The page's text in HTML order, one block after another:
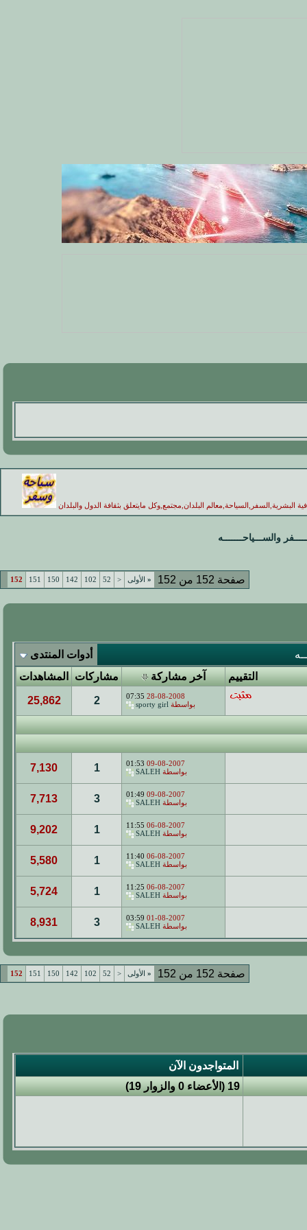
البشرية,السفر,السياحة,معالم البلدان,مجتمع,وكل مايتعلق بثقافة الدول والبلدان
والســـياحـــــــه
صفحة 152 من 152 « الأولى <
52
102
142
150
151
152
أدوات المنتدى
التقييم
آخر مشاركة مشاركات المشاهدات
28-08-2008
07:35
بواسطة sporty girl
2
25,862
09-08-2007
01:53
بواسطة SALEH
1
7,130
09-08-2007
01:49
بواسطة SALEH
3
7,713
06-08-2007
11:55
بواسطة SALEH
1
9,202
06-08-2007
11:40
بواسطة SALEH
1
5,580
06-08-2007
11:25
بواسطة SALEH
1
5,724
01-08-2007
03:59
بواسطة SALEH
3
8,931
صفحة 152 من 152 « الأولى <
52
102
142
150
151
152
المتواجدون الآن
19 (الأعضاء 0 والزوار 19)